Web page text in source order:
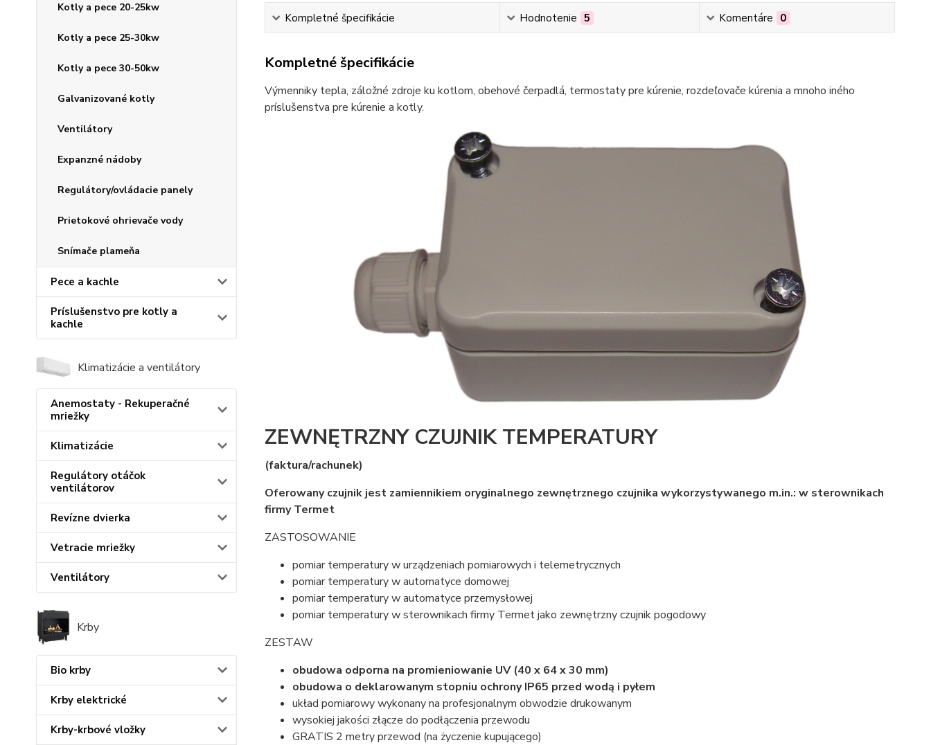
Kotly a pece 20-25kw
Kotly a pece 25-30kw
Kotly a pece 30-50kw
Galvanizované kotly
Ventilátory
Expanzné nádoby
Regulátory/ovládacie panely
Prietokové ohrievače vody
Snímače plameňa
Pece a kachle
Príslušenstvo pre kotly a
kachle
Klimatizácie a ventilátory
Anemostaty - Rekuperačné
mriežky
Klimatizácie
Regulátory otáčok
ventilátorov
Revízne dvierka
Vetracie mriežky
Ventilátory
Krby
Bio krby
Krby elektrické
Krby-krbové vložky
Kompletné špecifikácie Hodnotenie 5 Komentáre 0
Kompletné špecifikácie
Výmenniky tepla, záložné zdroje ku kotlom, obehové čerpadlá, termostaty pre kúrenie, rozdeľovače kúrenia a mnoho iného
príslušenstva pre kúrenie a kotly.
ZEWNĘTRZNY CZUJNIK TEMPERATURY
(faktura/rachunek)
Oferowany czujnik jest zamiennikiem oryginalnego zewnętrznego czujnika wykorzystywanego m.in.: w sterownikach
firmy Termet
ZASTOSOWANIE
pomiar temperatury w urządzeniach pomiarowych i telemetrycznych
pomiar temperatury w automatyce domowej
pomiar temperatury w automatyce przemysłowej
pomiar temperatury w sterownikach firmy Termet jako zewnętrzny czujnik pogodowy
ZESTAW
obudowa odporna na promieniowanie UV(40 x 64 x 30 mm)
obudowa o deklarowanym stopniu ochrony IP65 przed wodą i pyłem
układ pomiarowy wykonany na profesjonalnym obwodzie drukowanym
wysokiej jakości złącze do podłączenia przewodu
GRATIS 2 metry przewod (na życzenie kupującego)